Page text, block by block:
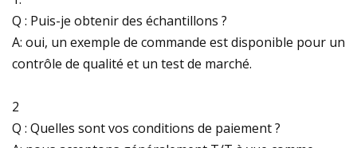
Q : Puis-je obtenir des échantillons ?
A: oui, un exemple de commande est disponible pour un
contrôle de qualité et un test de marché.
2
Q : Quelles sont vos conditions de paiement ?